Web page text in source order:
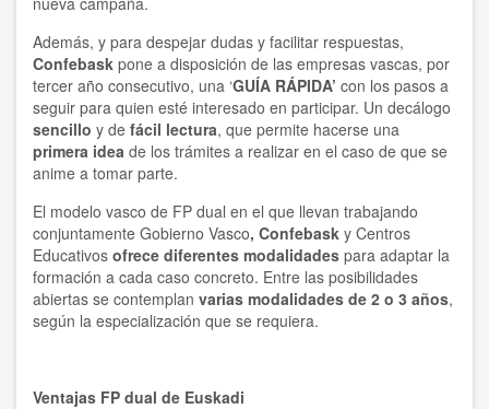
Además, y para despejar dudas y facilitar respuestas,
Confebask pone a disposición de las empresas vascas, por
tercer año consecutivo, una ‘GUÍA RÁPIDA’ con los pasos a
seguir para quien esté interesado en participar. Un decálogo
sencillo y de fácil lectura, que permite hacerse una
primera idea de los trámites a realizar en el caso de que se
anime a tomar parte.
El modelo vasco de FP dual en el que llevan trabajando
conjuntamente Gobierno Vasco, Confebask y Centros
Educativos ofrece diferentes modalidades para adaptar la
formación a cada caso concreto. Entre las posibilidades
abiertas se contemplan varias modalidades de 2 o 3 años,
según la especialización que se requiera.
Ventajas FP dual de Euskadi